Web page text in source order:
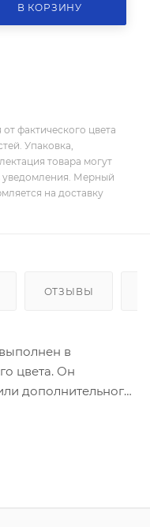
В КОРЗИНУ
фактического цвета
Упаковка,
товара могут
уведомления. Мерный
на доставку
ОТЗЫВЫ
в
цвета. Он
дополнительного